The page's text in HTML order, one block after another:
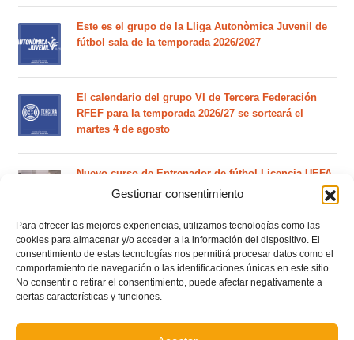
Gestionar consentimiento
Para ofrecer las mejores experiencias, utilizamos tecnologías como las
cookies para almacenar y/o acceder a la información del dispositivo. El
consentimiento de estas tecnologías nos permitirá procesar datos como el
comportamiento de navegación o las identificaciones únicas en este sitio.
No consentir o retirar el consentimiento, puede afectar negativamente a
ciertas características y funciones.
Este es el grupo de la Lliga Autonòmica Juvenil de
fútbol sala de la temporada 2026/2027
El calendario del grupo VI de Tercera Federación
RFEF para la temporada 2026/27 se sorteará el
martes 4 de agosto
Nuevo curso de Entrenador de fútbol Licencia UEFA
C que comenzará en noviembre 2026 (agotadas las
Circular nº. 5 – Normas generales de las competiciones
territoriales de fútbol sala 2026-2027
Castellón y Alicante (comienzo el 20 de septiembre)